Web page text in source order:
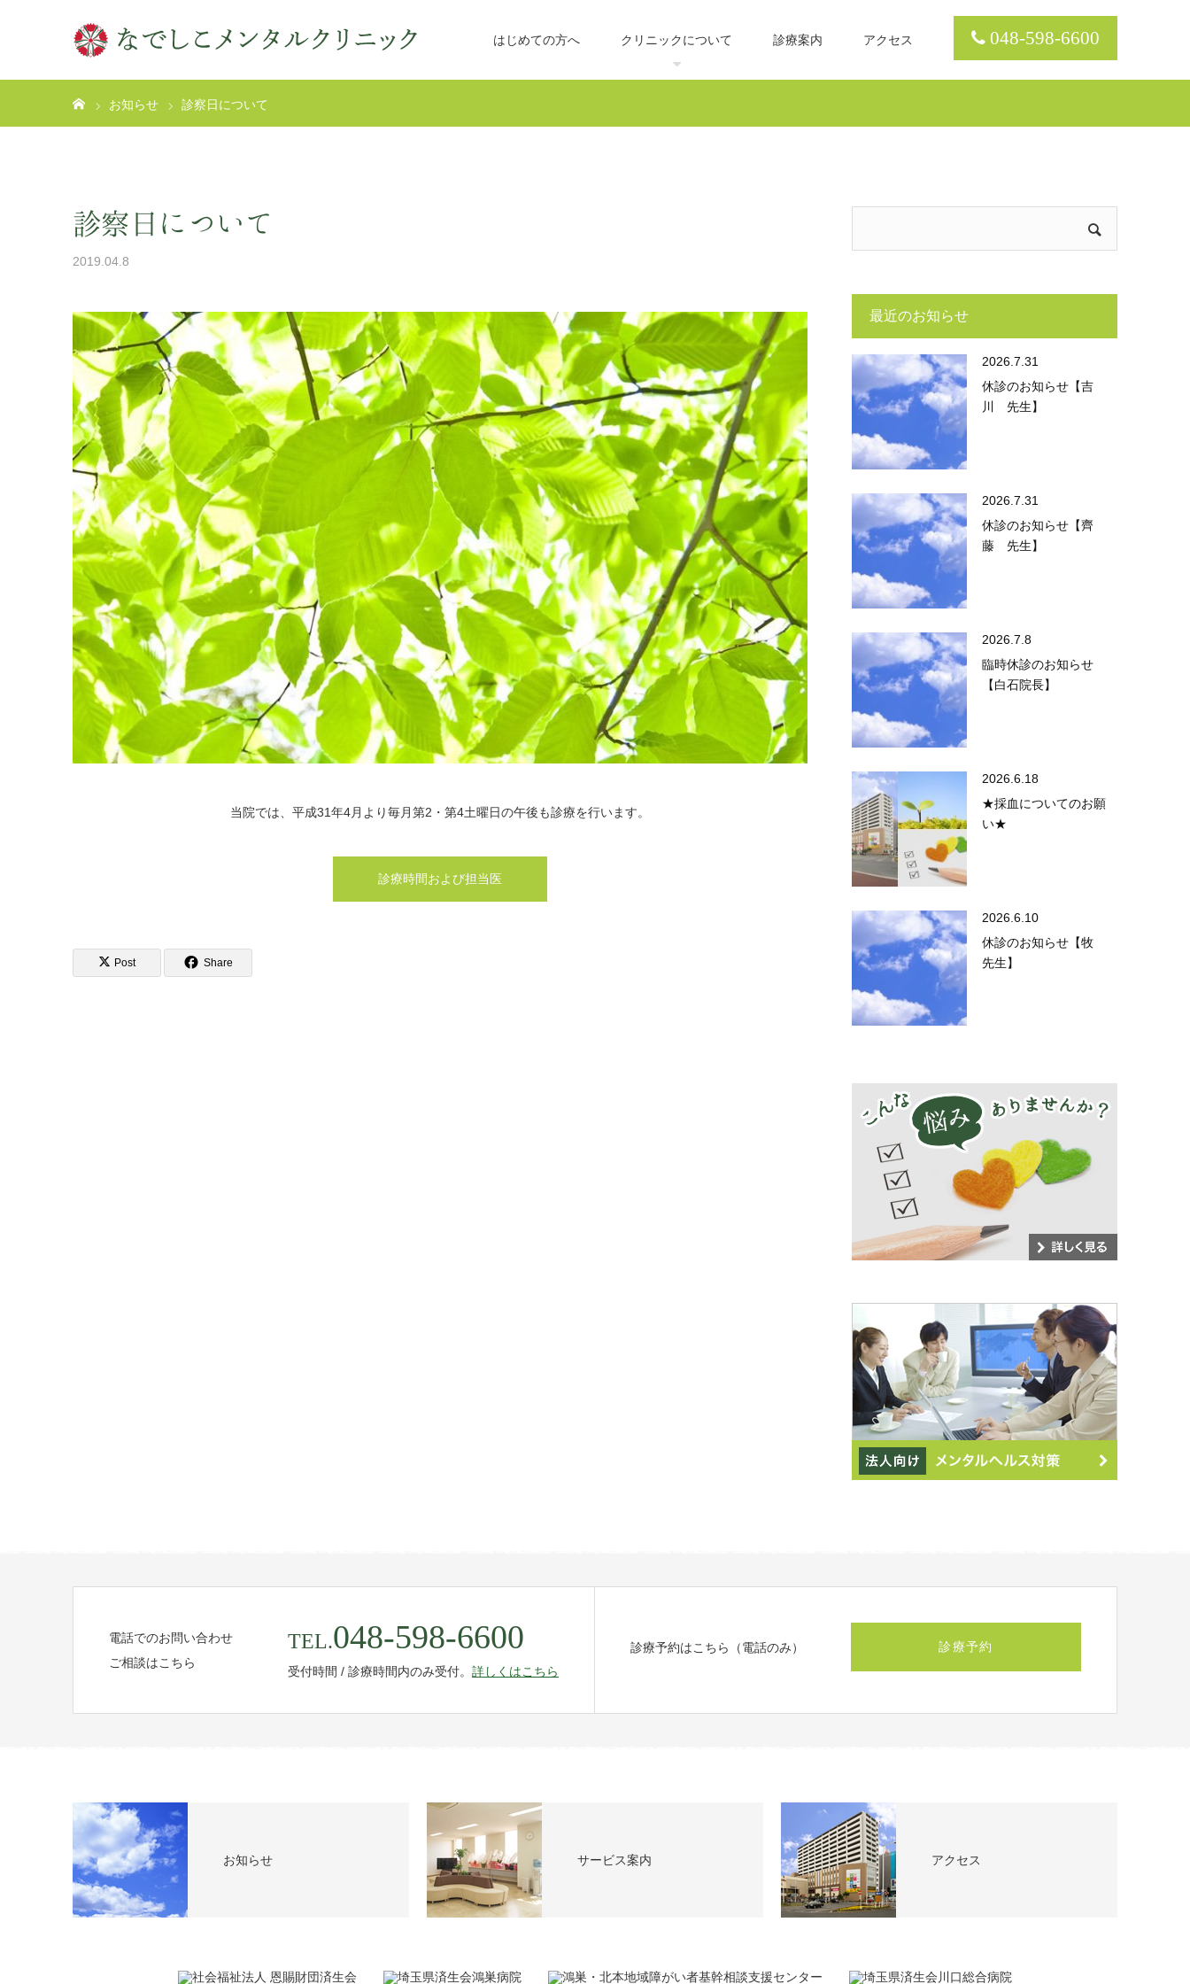
048-598-6600
はじめての方へ クリニックについて 診療案内 アクセス
お知らせ 診察日について
診察日について
2019.04.8
当院では、平成31年4月より毎月第2・第4土曜日の午後も診療を行います。
診療時間および担当医
Post Share
最近のお知らせ
休診のお知らせ【吉
川 先生】
2026.7.31
休診のお知らせ【齊
藤 先生】
2026.7.31
臨時休診のお知らせ
【白石院長】
2026.7.8
★採血についてのお願
い★
2026.6.18
休診のお知らせ【牧
先生】
2026.6.10
電話でのお問い合わせ
ご相談はこちら
TEL.048-598-6600
受付時間 / 診療時間内のみ受付。 詳しくはこちら
診療予約はこちら（電話のみ） 診療予約
お知らせ サービス案内 アクセス